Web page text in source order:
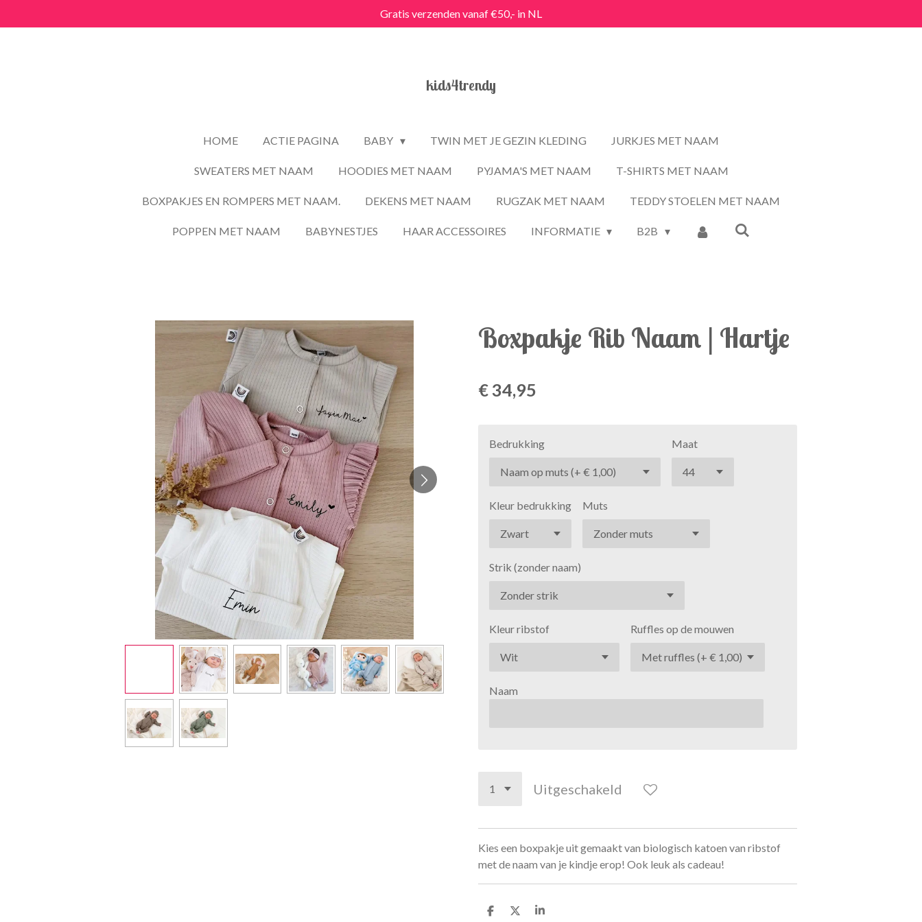
direct
Gratis verzenden vanaf €50,- in NL
kids4trendy
HOME ACTIE PAGINA BABY TWIN MET JE GEZIN KLEDING JURKJES MET NAAM
SWEATERS MET NAAM HOODIES MET NAAM PYJAMA'S MET NAAM T-SHIRTS MET NAAM
BOXPAKJES EN ROMPERS MET NAAM. DEKENS MET NAAM RUGZAK MET NAAM TEDDY STOELEN MET NAAM
POPPEN MET NAAM BABYNESTJES HAAR ACCESSOIRES INFORMATIE B2B
Boxpakje Rib Naam | Hartje
€ 34,95
Bedrukking Maat
Kleur bedrukking Muts
Strik (zonder naam)
Kleur ribstof Ruffles op de mouwen
Naam
Uitgeschakeld
Kies een boxpakje uit gemaakt van biologisch katoen van ribstof
met de naam van je kindje erop! Ook leuk als cadeau!
D
D
S